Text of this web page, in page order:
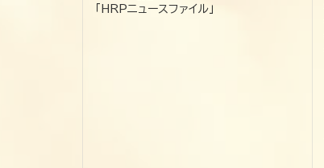
「HRPニュースファイル」